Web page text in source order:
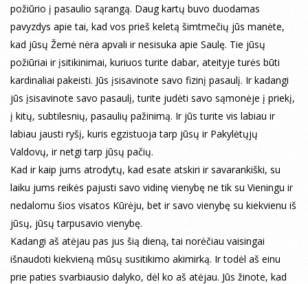
požiūrio į pasaulio sąrangą. Daug kartų buvo duodamas
pavyzdys apie tai, kad vos prieš keletą šimtmečių jūs manėte,
kad jūsų Žemė nėra apvali ir nesisuka apie Saulę. Tie jūsų
požiūriai ir įsitikinimai, kuriuos turite dabar, ateityje turės būti
kardinaliai pakeisti. Jūs įsisavinote savo fizinį pasaulį. Ir kadangi
jūs įsisavinote savo pasaulį, turite judėti savo sąmonėje į priekį,
į kitų, subtilesnių, pasaulių pažinimą. Ir jūs turite vis labiau ir
labiau jausti ryšį, kuris egzistuoja tarp jūsų ir Pakylėtųjų
Valdovų, ir netgi tarp jūsų pačių.
Kad ir kaip jums atrodytų, kad esate atskiri ir savarankiški, su
laiku jums reikės pajusti savo vidinę vienybę ne tik su Vieningu ir
nedalomu šios visatos Kūrėju, bet ir savo vienybę su kiekvienu iš
jūsų, jūsų tarpusavio vienybę.
Kadangi aš atėjau pas jus šią dieną, tai norėčiau vaisingai
išnaudoti kiekvieną mūsų susitikimo akimirką. Ir todėl aš einu
prie paties svarbiausio dalyko, dėl ko aš atėjau. Jūs žinote, kad